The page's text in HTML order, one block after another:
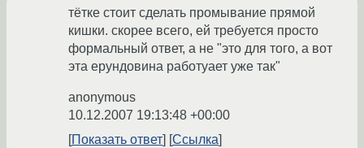
тётке стоит сделать промывание прямой
кишки. скорее всего, ей требуется просто
формальный ответ, а не "это для того, а вот
эта ерундовина работуает уже так"
anonymous
10.12.2007 19:13:48 +00:00
Показать ответ
Ссылка